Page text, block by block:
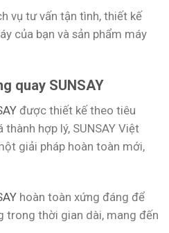
vụ tư vấn tận tình, thiết kế
của bạn và sản phẩm máy
quay SUNSAY
được thiết kế theo tiêu
hợp lý, SUNSAY Việt
giải pháp hoàn toàn mới,
hoàn toàn xứng đáng để
trong thời gian dài, mang đến